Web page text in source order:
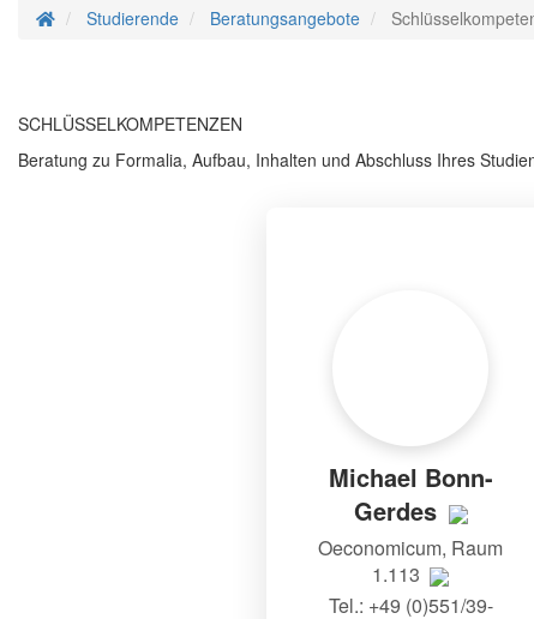
Startseite
Studierende Beratungsangebote
SCHLÜSSELKOMPETENZEN
Beratung zu Formalia, Aufbau, Inhalten und Abschluss Ihres
Michael Bonn-
Gerdes
Oeconomicum, Raum
1.113
Tel.: +49 (0)551/39-